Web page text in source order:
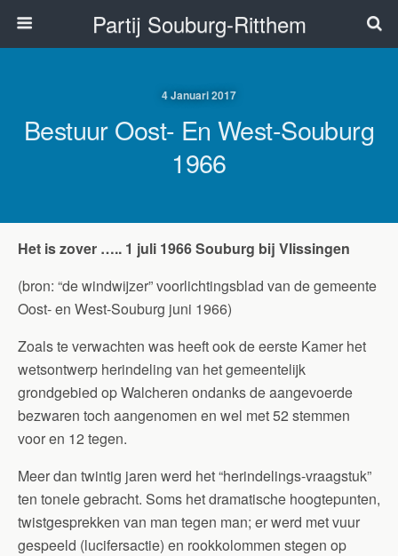
Partij Souburg-Ritthem
4 Januari 2017
Bestuur Oost- En West-Souburg
1966
Het is zover ….. 1 juli 1966 Souburg bij Vlissingen
(bron: “de windwijzer” voorlichtingsblad van de gemeente
Oost- en West-Souburg juni 1966)
Zoals te verwachten was heeft ook de eerste Kamer het
wetsontwerp herindeling van het gemeentelijk
grondgebied op Walcheren ondanks de aangevoerde
bezwaren toch aangenomen en wel met 52 stemmen
voor en 12 tegen.
Meer dan twintig jaren werd het “herindelings-vraagstuk”
ten tonele gebracht. Soms het dramatische hoogtepunten,
twistgesprekken van man tegen man; er werd met vuur
gespeeld (lucifersactie) en rookkolommen stegen op